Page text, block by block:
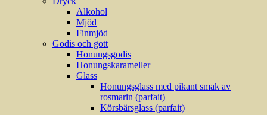
Alkohol
Mjöd
Finmjöd
Godis och gott
Honungsgodis
Honungskarameller
Glass
Honungsglass med pikant smak av
rosmarin (parfait)
Körsbärsglass (parfait)